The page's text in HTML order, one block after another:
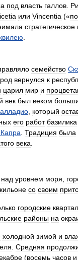
под власть галлов
или Vincentia («
стратегическое
семейство
вернулся к
царил мир и
век был веком
который
его работ базилика
Капра Традиция была
века
над уровнем моря
со своим
городские
районы на
холодной зимой и
Средняя
(восемь часов и